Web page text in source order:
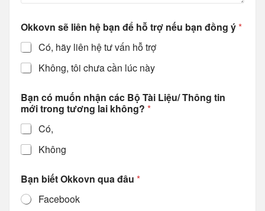
Okkovn sẽ liên hệ bạn để hỗ trợ nếu bạn đồng ý*
Có, hãy liên hệ tư vấn hỗ trợ
Không, tôi chưa cần lúc này
Bạn có muốn nhận các Bộ Tài Liệu/ Thông tin
mới trong tương lai không? *
Có,
Không
Bạn biết Okkovn qua đâu *
Facebook